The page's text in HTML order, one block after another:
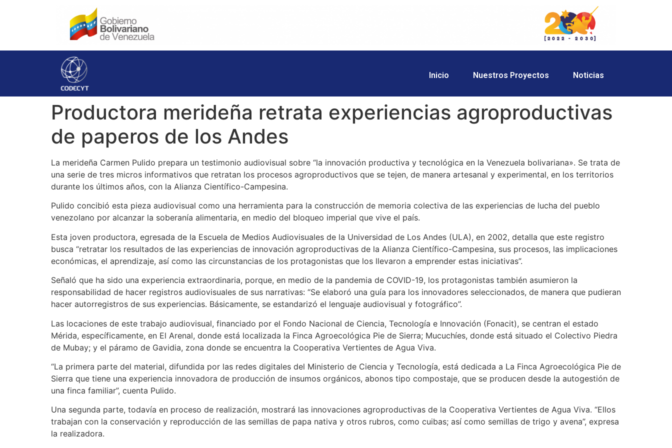
Inicio Nuestros Proyectos Noticias
Productora merideña retrata experiencias agroproductivas
de paperos de los Andes
La merideña Carmen Pulido prepara un testimonio audiovisual sobre “la innovación productiva y tecnológica en la Venezuela bolivariana». Se trata de
una serie de tres micros informativos que retratan los procesos agroproductivos que se tejen, de manera artesanal y experimental, en los territorios
durante los últimos años, con la Alianza Científico-Campesina.
Pulido concibió esta pieza audiovisual como una herramienta para la construcción de memoria colectiva de las experiencias de lucha del pueblo
venezolano por alcanzar la soberanía alimentaria, en medio del bloqueo imperial que vive el país.
Esta joven productora, egresada de la Escuela de Medios Audiovisuales de la Universidad de Los Andes (ULA), en 2002, detalla que este registro
busca “retratar los resultados de las experiencias de innovación agroproductivas de la Alianza Científico-Campesina, sus procesos, las implicaciones
económicas, el aprendizaje, así como las circunstancias de los protagonistas que los llevaron a emprender estas iniciativas”.
Señaló que ha sido una experiencia extraordinaria, porque, en medio de la pandemia de COVID-19, los protagonistas también asumieron la
responsabilidad de hacer registros audiovisuales de sus narrativas: “Se elaboró una guía para los innovadores seleccionados, de manera que pudieran
hacer autorregistros de sus experiencias. Básicamente, se estandarizó el lenguaje audiovisual y fotográfico”.
Las locaciones de este trabajo audiovisual, financiado por el Fondo Nacional de Ciencia, Tecnología e Innovación (Fonacit), se centran el estado
Mérida, específicamente, en El Arenal, donde está localizada la Finca Agroecológica Pie de Sierra; Mucuchíes, donde está situado el Colectivo Piedra
de Mubay; y el páramo de Gavidia, zona donde se encuentra la Cooperativa Vertientes de Agua Viva.
“La primera parte del material, difundida por las redes digitales del Ministerio de Ciencia y Tecnología, está dedicada a La Finca Agroecológica Pie de
Sierra que tiene una experiencia innovadora de producción de insumos orgánicos, abonos tipo compostaje, que se producen desde la autogestión de
una finca familiar”, cuenta Pulido.
Una segunda parte, todavía en proceso de realización, mostrará las innovaciones agroproductivas de la Cooperativa Vertientes de Agua Viva. “Ellos
trabajan con la conservación y reproducción de las semillas de papa nativa y otros rubros, como cuibas; así como semillas de trigo y avena”, expresa
la realizadora.